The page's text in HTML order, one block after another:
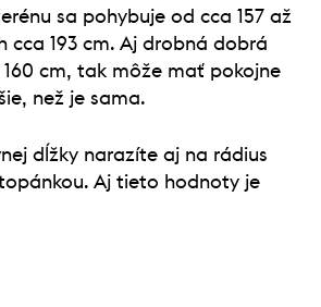
sa pohybuje od cca 157 až
cca 193 cm. Aj drobná dobrá
160 cm, tak môže mať pokojne
než je sama.
dĺžky narazíte aj na rádius
Aj tieto hodnoty je